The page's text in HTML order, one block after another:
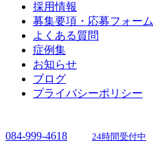
採用情報
募集要項・応募フォーム
よくある質問
症例集
お知らせ
ブログ
プライバシーポリシー
084-999-4618 24時間受付中